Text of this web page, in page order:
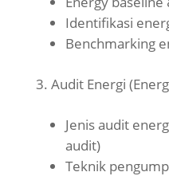
Identifikasi
Benchmarking
Audit Energi
Jenis audit
audit)
Teknik